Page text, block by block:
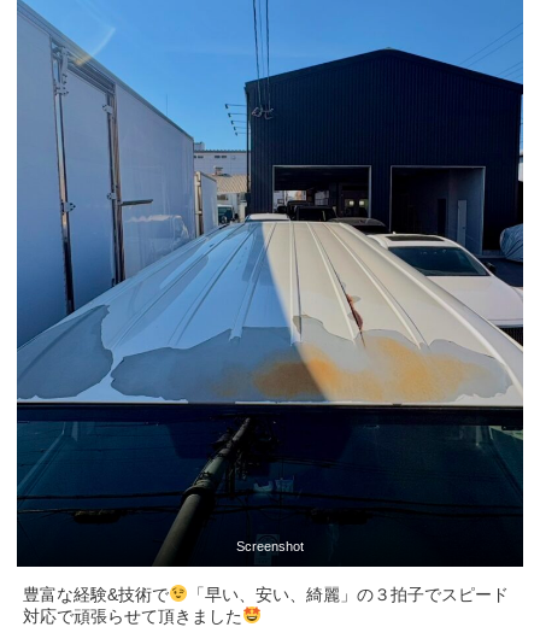
Screenshot
豊富な経験&技術で
「早い、安い、綺麗」の３拍子でスピード
対応で頑張らせて頂きました